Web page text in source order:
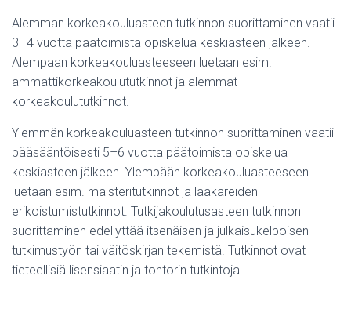
Alemman korkeakouluasteen tutkinnon suorittaminen vaatii
3–4 vuotta päätoimista opiskelua keskiasteen jalkeen.
Alempaan korkeakouluasteeseen luetaan esim.
ammattikorkeakoulututkinnot ja alemmat
korkeakoulututkinnot.
Ylemmän korkeakouluasteen tutkinnon suorittaminen vaatii
pääsääntöisesti 5–6 vuotta päätoimista opiskelua
keskiasteen jälkeen. Ylempään korkeakouluasteeseen
luetaan esim. maisteritutkinnot ja lääkäreiden
erikoistumistutkinnot. Tutkijakoulutusasteen tutkinnon
suorittaminen edellyttää itsenäisen ja julkaisukelpoisen
tutkimustyön tai väitöskirjan tekemistä. Tutkinnot ovat
tieteellisiä lisensiaatin ja tohtorin tutkintoja.